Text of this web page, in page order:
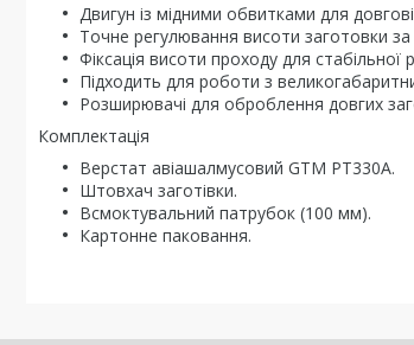
Двигун із мідними обвитками для
Точне регулювання висоти заготовки
Фіксація висоти проходу для стабільної
Підходить для роботи з
Розширювачі для оброблення довгих
Комплектація
Верстат авіашалмусовий GTM PT330A.
Штовхач заготівки.
Всмоктувальний патрубок (100 мм).
Картонне паковання.